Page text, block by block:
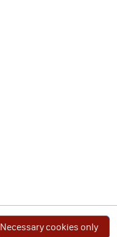
Necessary cookies only